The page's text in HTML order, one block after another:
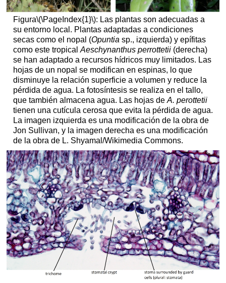
Figura\(\PageIndex{1}\): Las plantas son adecuadas a
su entorno local. Plantas adaptadas a condiciones
secas como el nopal (Opuntia sp., izquierda) y epífitas
como este tropical Aeschynanthus perrottetii(derecha)
se han adaptado a recursos hídricos muy limitados. Las
hojas de un nopal se modifican en espinas, lo que
disminuye la relación superficie a volumen y reduce la
pérdida de agua. La fotosíntesis se realiza en el tallo,
que también almacena agua. Las hojas de A. perottetii
tienen una cutícula cerosa que evita la pérdida de agua.
La imagen izquierda es una modificación de la obra de
Jon Sullivan, y la imagen derecha es una modificación
de la obra de L. Shyamal/Wikimedia Commons.